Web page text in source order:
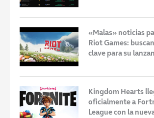
«Malas» noticias
Riot Games:
clave para su
Kingdom Hearts
oficialmente a
League con la